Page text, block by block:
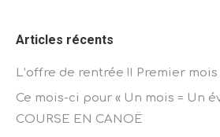
Articles récents
L’offre de rentrée !! Premier mois
Ce mois-ci pour « Un mois = Un
COURSE EN CANOË